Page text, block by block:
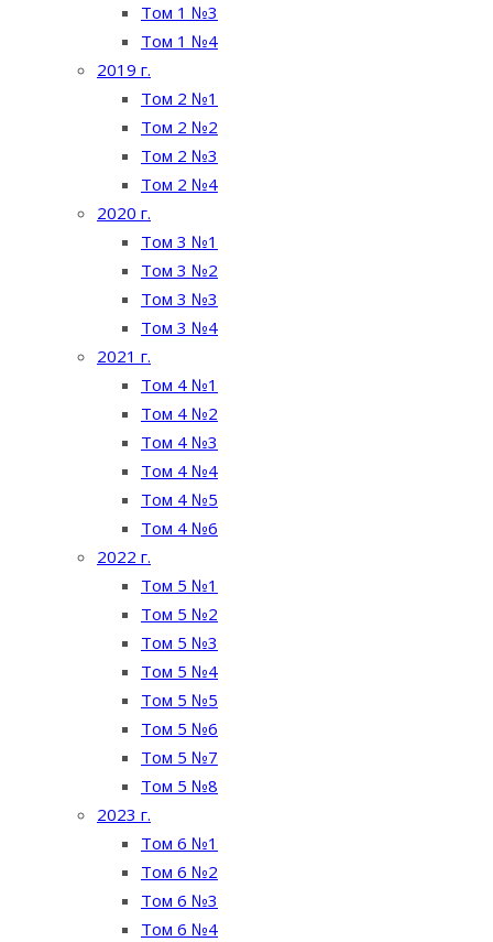
Том 1 №3
Том 1 №4
2019 г.
Том 2 №1
Том 2 №2
Том 2 №3
Том 2 №4
2020 г.
Том 3 №1
Том 3 №2
Том 3 №3
Том 3 №4
2021 г.
Том 4 №1
Том 4 №2
Том 4 №3
Том 4 №4
Том 4 №5
Том 4 №6
2022 г.
Том 5 №1
Том 5 №2
Том 5 №3
Том 5 №4
Том 5 №5
Том 5 №6
Том 5 №7
Том 5 №8
2023 г.
Том 6 №1
Том 6 №2
Том 6 №3
Том 6 №4